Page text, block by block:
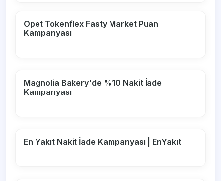
Opet Tokenflex Fasty Market Puan
Kampanyası
Magnolia Bakery'de %10 Nakit İade
Kampanyası
En Yakıt Nakit İade Kampanyası | EnYakıt